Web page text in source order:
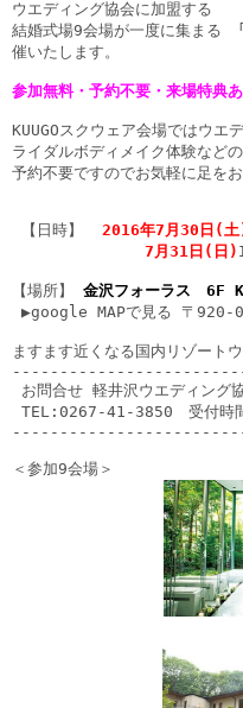
ウエディング協会に加盟する
結婚式場9会場が一度に集まる
催いたします。
参加無料・予約不要・来場特典あ
KUUGOスクウェア会場ではウエ
ライダルボディメイク体験などの
予約不要ですのでお気軽に足をお
【日時】 2016年7月30日(
7月31日(日)
【場所】 金沢フォーラス
6F
▶google MAPで見る 〒920-
ますます近くなる国内リゾート
TEL:0267-41-3850　受付時
＜参加9会場＞